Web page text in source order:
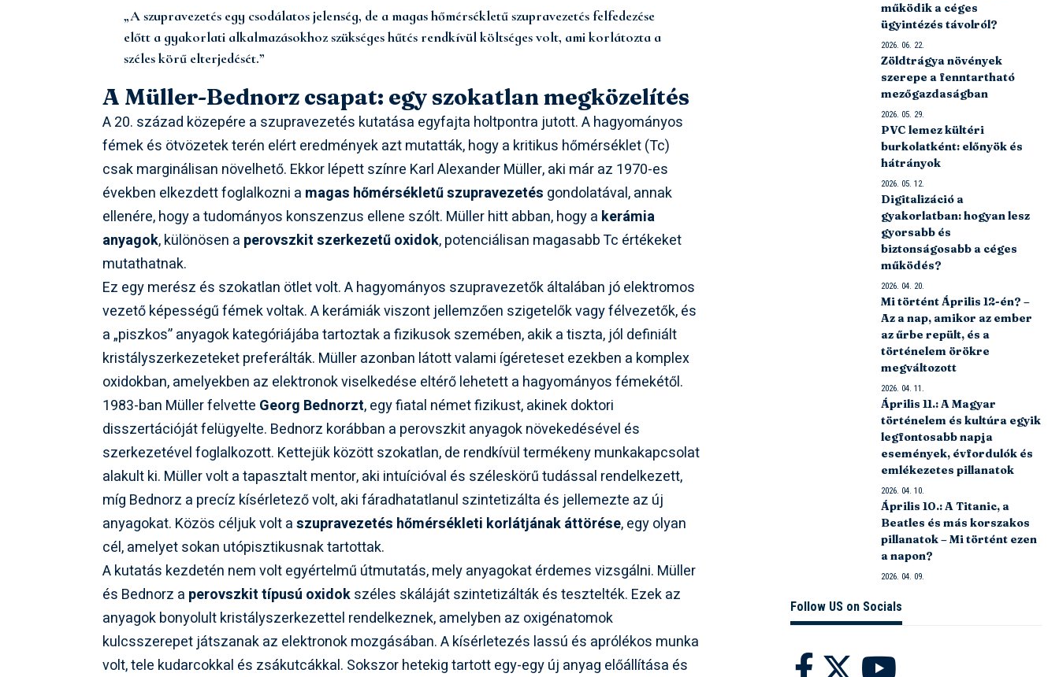
„A szupravezetés egy csodálatos jelenség, de a magas hőmérsékletű szupravezetés felfedezése
előtt a gyakorlati alkalmazásokhoz szükséges hűtés rendkívül költséges volt, ami korlátozta a
széles körű elterjedését.”
A Müller-Bednorz csapat: egy szokatlan megközelítés
A 20. század közepére a szupravezetés kutatása egyfajta holtpontra jutott. A hagyományos
fémek és ötvözetek terén elért eredmények azt mutatták, hogy a kritikus hőmérséklet (Tc)
csak marginálisan növelhető. Ekkor lépett színre Karl Alexander Müller, aki már az 1970-es
években elkezdett foglalkozni a magas hőmérsékletű szupravezetés gondolatával, annak
ellenére, hogy a tudományos konszenzus ellene szólt. Müller hitt abban, hogy a kerámia
anyagok, különösen a perovszkit szerkezetű oxidok, potenciálisan magasabb Tc értékeket
mutathatnak.
Ez egy merész és szokatlan ötlet volt. A hagyományos szupravezetők általában jó elektromos
vezető képességű fémek voltak. A kerámiák viszont jellemzően szigetelők vagy félvezetők, és
a „piszkos” anyagok kategóriájába tartoztak a fizikusok szemében, akik a tiszta, jól definiált
kristályszerkezeteket preferálták. Müller azonban látott valami ígéreteset ezekben a komplex
oxidokban, amelyekben az elektronok viselkedése eltérő lehetett a hagyományos fémekétől.
1983-ban Müller felvette Georg Bednorzt, egy fiatal német fizikust, akinek doktori
disszertációját felügyelte. Bednorz korábban a perovszkit anyagok növekedésével és
szerkezetével foglalkozott. Kettejük között szokatlan, de rendkívül termékeny munkakapcsolat
alakult ki. Müller volt a tapasztalt mentor, aki intuícióval és széleskörű tudással rendelkezett,
míg Bednorz a precíz kísérletező volt, aki fáradhatatlanul szintetizálta és jellemezte az új
anyagokat. Közös céljuk volt aszupravezetés hőmérsékleti korlátjának áttörése, egy olyan
cél, amelyet sokan utópisztikusnak tartottak.
A kutatás kezdetén nem volt egyértelmű útmutatás, mely anyagokat érdemes vizsgálni. Müller
és Bednorz a perovszkit típusú oxidokszéles skáláját szintetizálták és tesztelték. Ezek az
anyagok bonyolult kristályszerkezettel rendelkeznek, amelyben az oxigénatomok
kulcsszerepet játszanak az elektronok mozgásában. A kísérletezés lassú és aprólékos munka
volt, tele kudarcokkal és zsákutcákkal. Sokszor hetekig tartott egy-egy új anyag előállítása és
működik a céges
ügyintézés távolról?
2026. 06. 22.
Zöldtrágya növények
szerepe a fenntartható
mezőgazdaságban
2026. 05. 29.
PVC lemez kültéri
burkolatként: előnyök és
hátrányok
2026. 05. 12.
Digitalizáció a
gyakorlatban: hogyan lesz
gyorsabb és
biztonságosabb a céges
működés?
2026. 04. 20.
Mi történt Április 12-én? –
Az a nap, amikor az ember
az űrbe repült, és a
történelem örökre
megváltozott
2026. 04. 11.
Április 11.: A Magyar
történelem és kultúra egyik
legfontosabb napja
események, évfordulók és
emlékezetes pillanatok
2026. 04. 10.
Április 10.: A Titanic, a
Beatles és más korszakos
pillanatok – Mi történt ezen
a napon?
2026. 04. 09.
Follow US on Socials